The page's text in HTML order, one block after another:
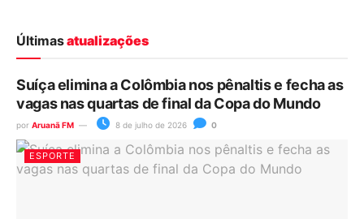
Últimasatualizações
Suíça elimina a Colômbia nos pênaltis e fecha as
vagas nas quartas de final da Copa do Mundo
por Aruanã FM 8 de julho de 2026 0
ESPORTE